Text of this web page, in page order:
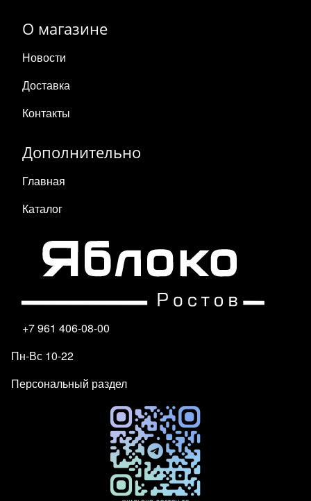
О магазине
Новости
Доставка
Контакты
Дополнительно
Главная
Каталог
+7 961 406-08-00
Пн-Вс 10-22
Персональный раздел